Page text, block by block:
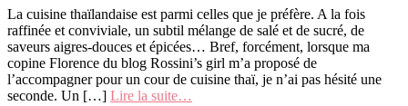
La cuisine thaïlandaise est parmi celles que je préfère. A la fois
raffinée et conviviale, un subtil mélange de salé et de sucré, de
saveurs aigres-douces et épicées… Bref, forcément, lorsque ma
copine Florence du blog Rossini’s girl m’a proposé de
l’accompagner pour un cour de cuisine thaï, je n’ai pas hésité une
seconde. Un […] Lire la suite…